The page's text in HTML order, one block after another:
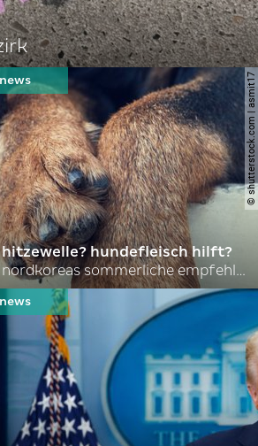
© shutterstock.com | asmit17
hitzewelle? hundefleisch hilft?
nordkoreas sommerliche empfehlungen